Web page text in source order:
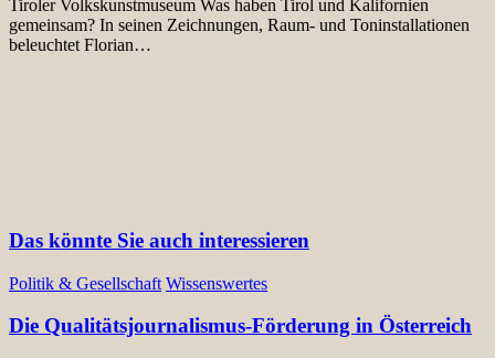
Tiroler Volkskunstmuseum Was haben Tirol und Kalifornien
gemeinsam? In seinen Zeichnungen, Raum- und Toninstallationen
beleuchtet Florian…
Das könnte Sie auch interessieren
Politik & Gesellschaft Wissenswertes
Die Qualitätsjournalismus-Förderung in Österreich